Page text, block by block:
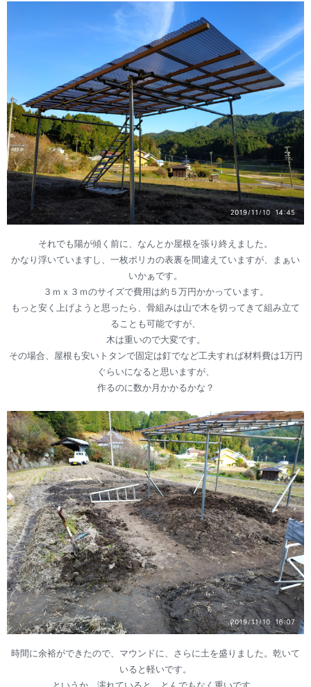
それでも陽が傾く前に、なんとか屋根を張り終えました。
かなり浮いていますし、一枚ポリカの表裏を間違えていますが、まぁい
いかぁです。
３ｍｘ３ｍのサイズで費用は約５万円かかっています。
もっと安く上げようと思ったら、骨組みは山で木を切ってきて組み立て
ることも可能ですが、
木は重いので大変です。
その場合、屋根も安いトタンで固定は釘でなど工夫すれば材料費は1万円
ぐらいになると思いますが、
作るのに数か月かかるかな？
時間に余裕ができたので、マウンドに、さらに土を盛りました。乾いて
いると軽いです。
というか、濡れていると、とんでもなく重いです。